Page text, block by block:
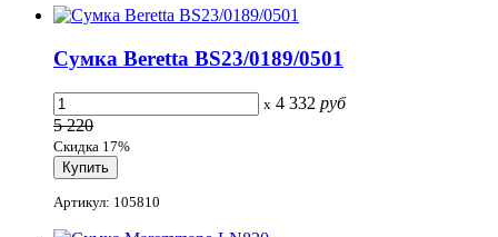
Сумка Beretta BS23/0189/0501
x 4 332 руб
5 220
Скидка 17%
Артикул: 105810